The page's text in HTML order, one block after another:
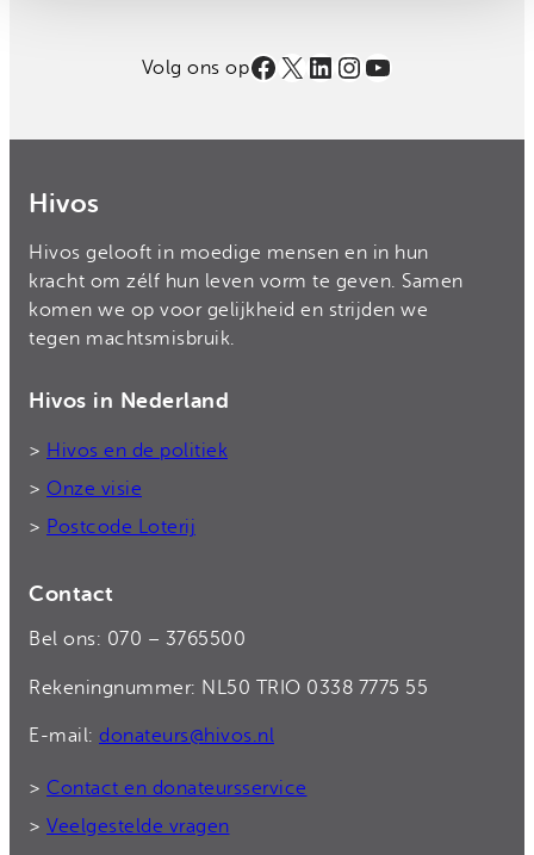
Volg ons opFacebook
X LinkedIn
Instagram
YouTube
Hivos
Hivos gelooft in moedige mensen en in hun
kracht om zélf hun leven vorm te geven. Samen
komen we op voor gelijkheid en strijden we
tegen machtsmisbruik.
Hivos in Nederland
> Hivos en de politiek
> Onze visie
> Postcode Loterij
Contact
Bel ons: 070 – 3765500
Rekeningnummer: NL50 TRIO 0338 7775 55
E-mail: donateurs@hivos.nl
> Contact en donateursservice
> Veelgestelde vragen